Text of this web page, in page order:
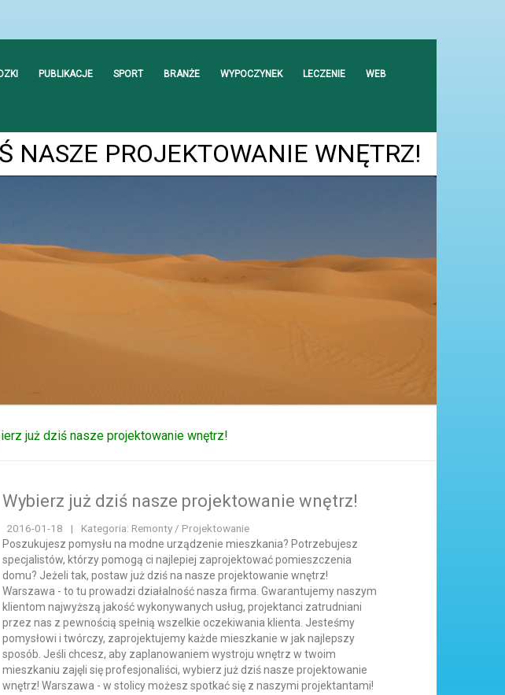
PUBLIKACJE SPORT BRANŻE WYPOCZYNEK LECZENIE WEB
NASZE PROJEKTOWANIE WNĘTRZ!
już dziś nasze projektowanie wnętrz!
Wybierz już dziś nasze projektowanie wnętrz!
2016-01-18 |
Kategoria: Remonty / Projektowanie
Poszukujesz pomysłu na modne urządzenie mieszkania? Potrzebujesz
specjalistów, którzy pomogą ci najlepiej zaprojektować pomieszczenia
domu? Jeżeli tak, postaw już dziś na nasze projektowanie wnętrz!
Warszawa - to tu prowadzi działalność nasza firma. Gwarantujemy naszym
klientom najwyższą jakość wykonywanych usług, projektanci zatrudniani
przez nas z pewnością spełnią wszelkie oczekiwania klienta. Jesteśmy
pomysłowi i twórczy, zaprojektujemy każde mieszkanie w jak najlepszy
sposób. Jeśli chcesz, aby zaplanowaniem wystroju wnętrz w twoim
mieszkaniu zajęli się profesjonaliści, wybierz już dziś nasze projektowanie
wnętrz! Warszawa - w stolicy możesz spotkać się z naszymi projektantami!